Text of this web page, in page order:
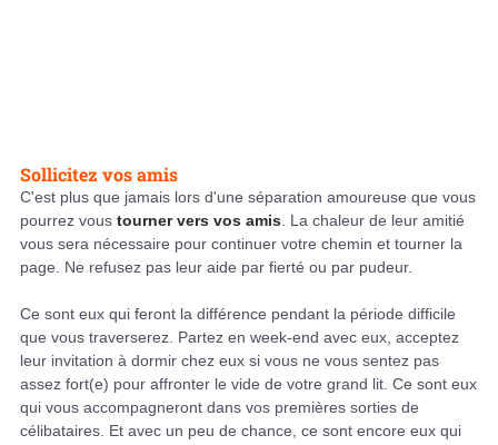
Sollicitez vos amis
C'est plus que jamais lors d'une séparation amoureuse que vous
pourrez vous tourner vers vos amis . La chaleur de leur amitié
vous sera nécessaire pour continuer votre chemin et tourner la
page. Ne refusez pas leur aide par fierté ou par pudeur.
Ce sont eux qui feront la différence pendant la période difficile
que vous traverserez. Partez en week-end avec eux, acceptez
leur invitation à dormir chez eux si vous ne vous sentez pas
assez fort(e) pour affronter le vide de votre grand lit. Ce sont eux
qui vous accompagneront dans vos premières sorties de
célibataires. Et avec un peu de chance, ce sont encore eux qui